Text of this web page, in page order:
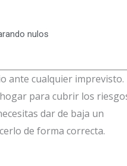
nulos
ante cualquier imprevisto.
para cubrir los
dar de baja un
de forma correcta.